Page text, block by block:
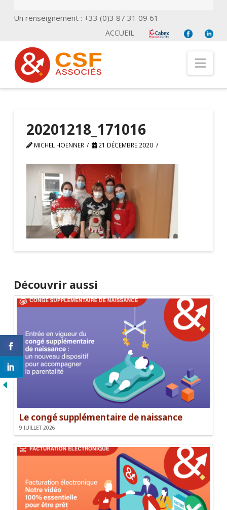
Un renseignement : +33 (0)3 87 31 09 61
ACCUEIL
20201218_171016
MICHEL HOENNER 21 DÉCEMBRE 2020
Découvrir aussi
Le congé supplémentaire de naissance
9 JUILLET 2026